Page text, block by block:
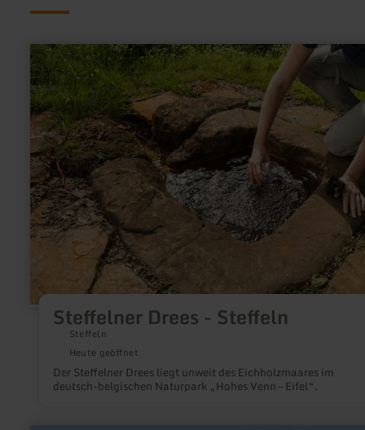
Steffelner Drees - Steffeln
Steffeln
Heute geöffnet
Der Steffelner Drees liegt unweit des Eichholzmaares im
deutsch-belgischen Naturpark „Hohes Venn – Eifel“.
mehr
erfahren
zu:
Steffelner
Drees
-
Steffeln